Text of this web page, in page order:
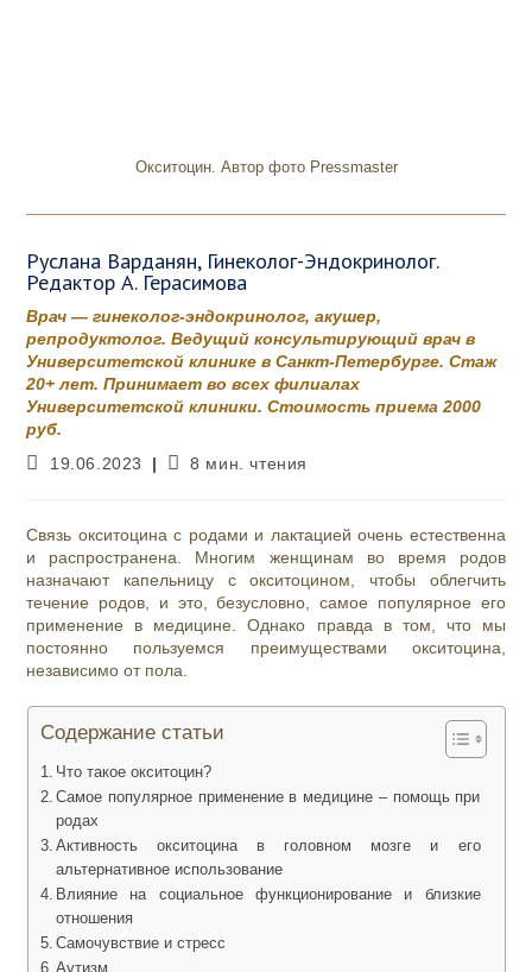
Окситоцин. Автор фото Pressmaster
Руслана Варданян, Гинеколог-Эндокринолог.
Редактор А. Герасимова
Врач — гинеколог-эндокринолог, акушер,
репродуктолог. Ведущий консультирующий врач в
Университетской клинике в Санкт-Петербурге. Стаж
20+ лет. Принимает во всех филиалах
Университетской клиники. Стоимость приема 2000
руб.
Запись
19.06.2023
Время
8 мин. чтения
Связь окситоцина с родами и лактацией очень естественна
и распространена. Многим женщинам во время родов
назначают капельницу с окситоцином, чтобы облегчить
течение родов, и это, безусловно, самое популярное его
применение в медицине. Однако правда в том, что мы
постоянно пользуемся преимуществами окситоцина,
независимо от пола.
Содержание статьи
Что такое окситоцин?
Самое популярное применение в медицине – помощь при
родах
Активность окситоцина в головном мозге и его
альтернативное использование
Влияние на социальное функционирование и близкие
отношения
Самочувствие и стресс